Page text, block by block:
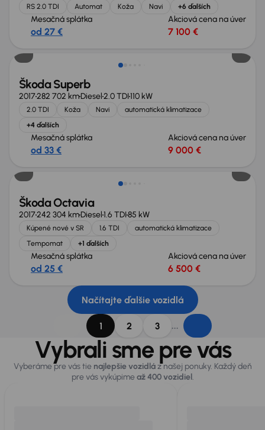
RS 2.0 TDI Automat Koža Navi +6 ďalších
Mesačná splátka
od 27 €
Akciová cena na úver
7 100 €
Zlacnené o 800 €
Škoda Superb
2017282 702 kmDiesel2.0 TDI110 kW
2.0 TDI Koža Navi
automatická klimatizace
+4 ďalších
Mesačná splátka
od 33 €
Akciová cena na úver
9 000 €
Škoda Octavia
2017242 304 kmDiesel1.6 TDI85 kW
Kúpené nové v SR 1.6 TDI
automatická klimatizace
Tempomat
+1 ďalších
Mesačná splátka
od 25 €
Akciová cena na úver
6 500 €
Načítajte ďalšie vozidlá
1 2 3 ...
Vybrali sme pre vás
Vyberáme pre vás tie najlepšie vozidláz našej ponuky. Každý deň
pre vás vykúpimeaž 400 vozidiel.